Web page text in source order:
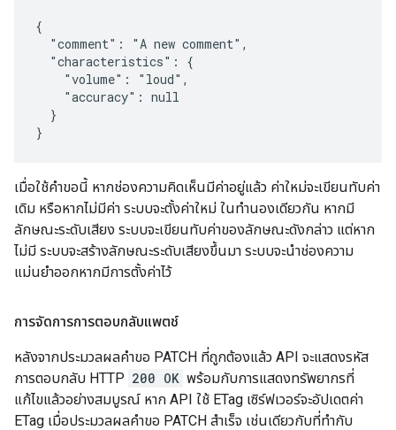
{
  "comment": "A new comment",
  "characteristics": {
    "volume": "loud",
    "accuracy": null
  }
}
เมื่อใช้คำขอนี้ หากช่องความคิดเห็นมีค่าอยู่แล้ว ค่าใหม่จะเขียนทับค่า
เดิม หรือหากไม่มีค่า ระบบจะตั้งค่าใหม่ ในทำนองเดียวกัน หากมี
ลักษณะระดับเสียง ระบบจะเขียนทับค่าของลักษณะดังกล่าว แต่หาก
ไม่มี ระบบจะสร้างลักษณะระดับเสียงขึ้นมา ระบบจะนำช่องความ
แม่นยำออกหากมีการตั้งค่าไว้
การจัดการการตอบกลับแพตช์
หลังจากประมวลผลคำขอ PATCH ที่ถูกต้องแล้ว API จะแสดงรหัส
การตอบกลับ HTTP 200 OK พร้อมกับการแสดงทรัพยากรที่
แก้ไขแล้วอย่างสมบูรณ์ หาก API ใช้ ETag เซิร์ฟเวอร์จะอัปเดตค่า
ETag เมื่อประมวลผลคำขอ PATCH สำเร็จ เช่นเดียวกับที่ทำกับ